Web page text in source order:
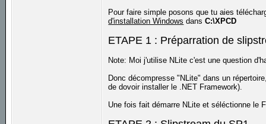
Pour faire simple posons que tu aies
d'installation Windows dansC:\XPCD
ETAPE 1 : Préparration de
Note: Moi j'utilise NLite c'est une question
Donc décompresse "NLite" dans un
de dovoir installer le .NET Framework).
Une fois fait démarre NLite et séléctionne le